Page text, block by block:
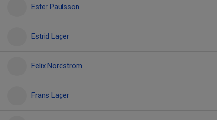
Ester Paulsson
Estrid Lager
Felix Nordström
Frans Lager